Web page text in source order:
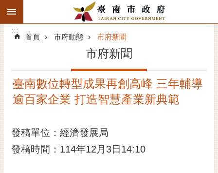
跳到主要內容區塊
搜
階
精彩府城
市府團隊
主題服務
:::
:::
首頁 市府動態 市府新聞
市府新聞
臺南數位轉型成果再創高峰 三年輔導
逾百家企業 打造智慧產業新典範
發稿單位：經濟發展局
發稿時間：114年12月3日14:10